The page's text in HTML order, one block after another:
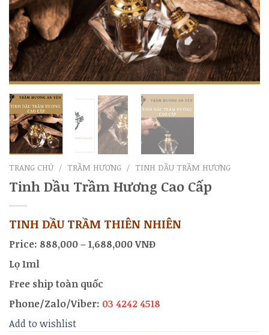
TRANG CHỦ / TRẦM HƯƠNG / TINH DẦU TRẦM HƯƠNG
Tinh Dầu Trầm Hương Cao Cấp
TINH DẦU TRẦM THIÊN NHIÊN
Price: 888,000 – 1,688,000 VNĐ
Lọ 1ml
Free ship toàn quốc
Phone/Zalo/Viber: 03 4242 4518
Add to wishlist